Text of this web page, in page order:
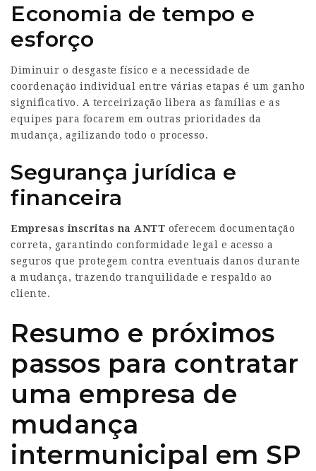
Economia de tempo e
esforço
Diminuir o desgaste físico e a necessidade de
coordenação individual entre várias etapas é um ganho
significativo. A terceirização libera as famílias e as
equipes para focarem em outras prioridades da
mudança, agilizando todo o processo.
Segurança jurídica e
financeira
Empresas inscritas na ANTT oferecem documentação
correta, garantindo conformidade legal e acesso a
seguros que protegem contra eventuais danos durante
a mudança, trazendo tranquilidade e respaldo ao
cliente.
Resumo e próximos
passos para contratar
uma empresa de
mudança
intermunicipal em SP